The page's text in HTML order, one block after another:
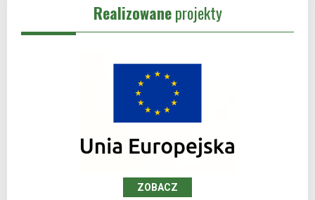
Realizowaneprojekty
ZOBACZ